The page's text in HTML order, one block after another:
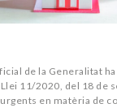
de la Generalitat
11/2020, del 18 de
en matèria de